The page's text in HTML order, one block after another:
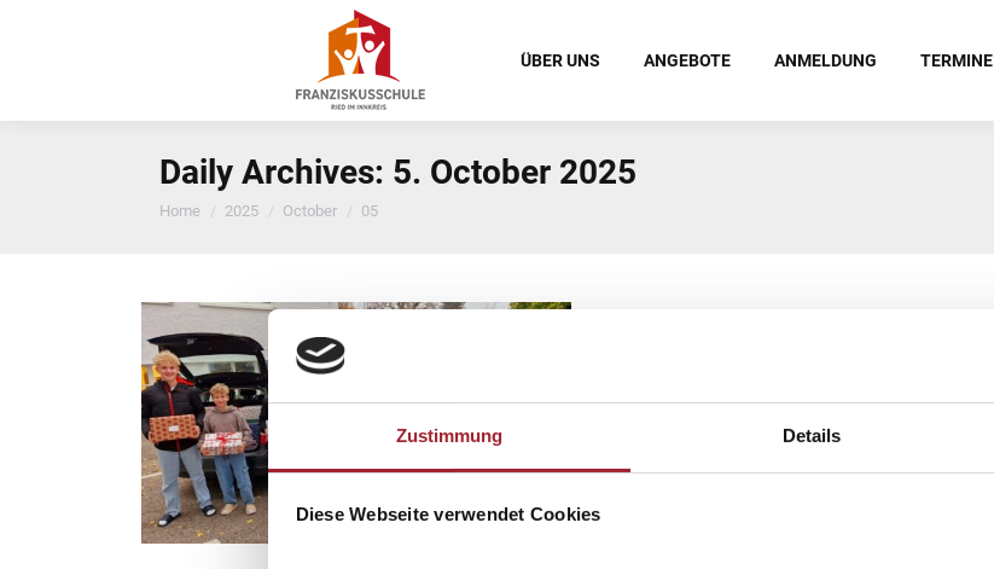
Zustimmung Details
Diese Webseite verwendet Cookies
ÜBER UNS ANGEBOTE ANMELDUNG TERMINE
Daily Archives: 5. October 2025
You are here:
Home 2025 October 05